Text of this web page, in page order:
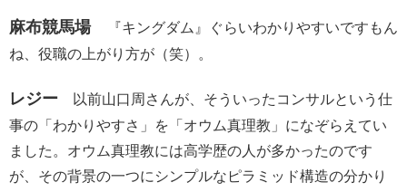
麻布競馬場
『キングダム』ぐらいわかりやすいですもん
ね、役職の上がり方が（笑）。
レジー 以前山口周さんが、そういったコンサルという仕
事の「わかりやすさ」を「オウム真理教」になぞらえてい
ました。オウム真理教には高学歴の人が多かったのです
が、その背景の一つにシンプルなピラミッド構造の分かり